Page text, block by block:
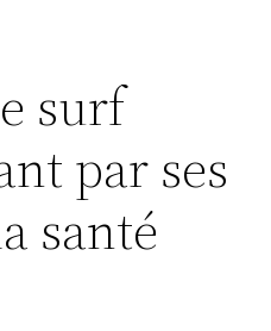
surf
par ses
santé